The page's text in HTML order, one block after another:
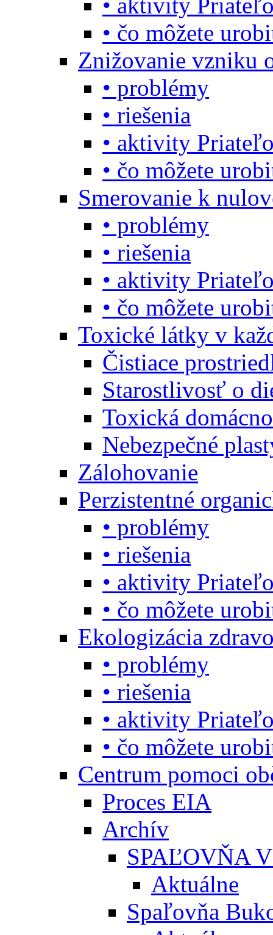
• čo môžete
Znižovanie vzniku
• problémy
• riešenia
• aktivity
• čo môžete
Smerovanie k
• problémy
• riešenia
• aktivity
• čo môžete
Toxické látky v
Čistiace
Starostlivosť o
Toxická
Nebezpečné
Zálohovanie
Perzistentné
• problémy
• riešenia
• aktivity
• čo môžete
Ekologizácia
• problémy
• riešenia
• aktivity
• čo môžete
Centrum pomoci
Proces EIA
Archív
SPAĽOVŇA
Aktuálne
Spaľovňa